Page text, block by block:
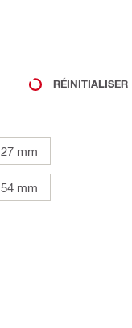
RÉINITIALISER
27 mm
54 mm